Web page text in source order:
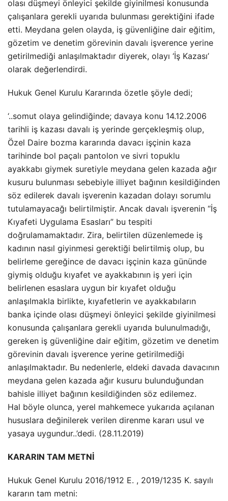
olası düşmeyi önleyici şekilde giyinilmesi konusunda
çalışanlara gerekli uyarıda bulunması gerektiğini ifade
etti. Meydana gelen olayda, iş güvenliğine dair eğitim,
gözetim ve denetim görevinin davalı işverence yerine
getirilmediği anlaşılmaktadır diyerek, olayı ‘İş Kazası’
olarak değerlendirdi.
Hukuk Genel Kurulu Kararında özetle şöyle dedi;
‘..somut olaya gelindiğinde; davaya konu 14.12.2006
tarihli iş kazası davalı iş yerinde gerçekleşmiş olup,
Özel Daire bozma kararında davacı işçinin kaza
tarihinde bol paçalı pantolon ve sivri topuklu
ayakkabı giymek suretiyle meydana gelen kazada ağır
kusuru bulunması sebebiyle illiyet bağının kesildiğinden
söz edilerek davalı işverenin kazadan dolayı sorumlu
tutulamayacağı belirtilmiştir. Ancak davalı işverenin “İş
Kıyafeti Uygulama Esasları” bu tespiti
doğrulamamaktadır. Zira, belirtilen düzenlemede iş
kadının nasıl giyinmesi gerektiği belirtilmiş olup, bu
belirleme gereğince de davacı işçinin kaza gününde
giymiş olduğu kıyafet ve ayakkabının iş yeri için
belirlenen esaslara uygun bir kıyafet olduğu
anlaşılmakla birlikte, kıyafetlerin ve ayakkabıların
banka içinde olası düşmeyi önleyici şekilde giyinilmesi
konusunda çalışanlara gerekli uyarıda bulunulmadığı,
gereken iş güvenliğine dair eğitim, gözetim ve denetim
görevinin davalı işverence yerine getirilmediği
anlaşılmaktadır. Bu nedenlerle, eldeki davada davacının
meydana gelen kazada ağır kusuru bulunduğundan
bahisle illiyet bağının kesildiğinden söz edilemez.
Hal böyle olunca, yerel mahkemece yukarıda açılanan
hususlara değinilerek verilen direnme kararı usul ve
yasaya uygundur..’dedi. (28.11.2019)
KARARIN TAM METNİ
Hukuk Genel Kurulu 2016/1912 E. , 2019/1235 K. sayılı
kararın tam metni: